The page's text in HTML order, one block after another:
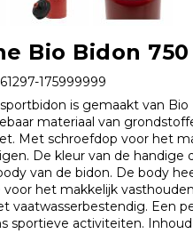
Bio Bidon
175999999
is gemaakt van Bio
materiaal van
Met schroefdop voor het
De kleur van de handige
van de bidon. De body
het makkelijk
vaatwasserbestendig. Een
sportieve activiteiten.